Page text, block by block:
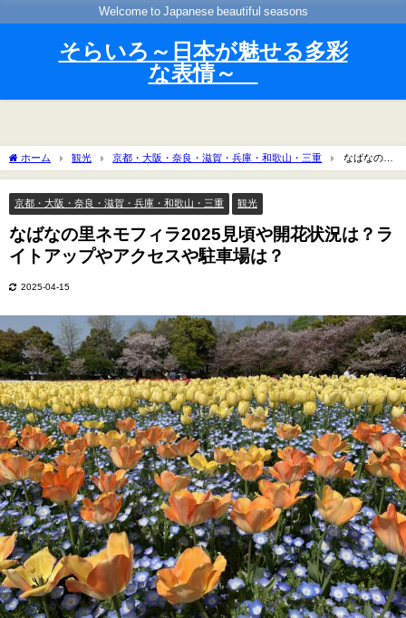
Welcome to Japanese beautiful seasons
そらいろ～日本が魅せる多彩
な表情～
ホーム 観光 京都・大阪・奈良・滋賀・兵庫・和歌山・三重
なばなの里
ネモフィラ2025見頃や開花状況は？ライトアップやアクセスや駐車場は？
京都・大阪・奈良・滋賀・兵庫・和歌山・三重 観光
なばなの里ネモフィラ2025見頃や開花状況は？ラ
イトアップやアクセスや駐車場は？
2025-04-15